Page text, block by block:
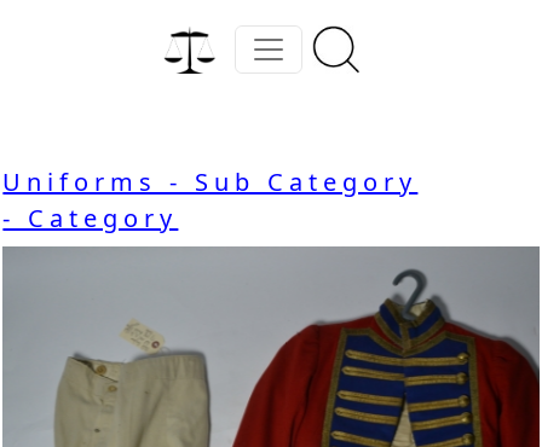
Uniforms - Sub Category
- Category